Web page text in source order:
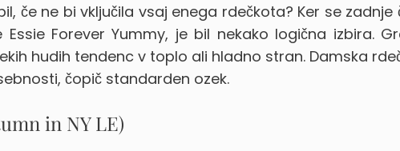
če ne bi vključila vsaj enega rdečkota? Ker se zadnje
Forever Yummy, je bil nekako logična izbira.
hudih tendenc v toplo ali hladno stran. Damska
čopič standarden ozek.
in NY LE)